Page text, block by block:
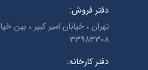
دفتر فروش:
33983308
دفتر کارخانه: